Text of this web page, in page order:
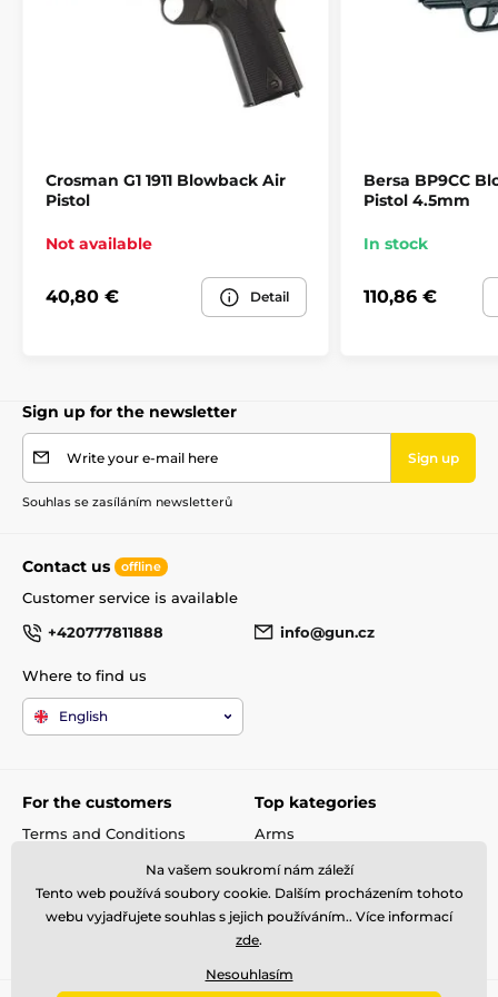
11 mm
Beech wood
Shooting mode Opakovací
Crosman G1 1911 Blowback Air
Pistol
Not available
40,80 € Detail
Bersa BP9CC
Pistol 4.5mm
In stock
110,86 €
Sign up for the newsletter
Write your e-mail here Sign up
Souhlas se zasíláním newsletterů
Contact us offline
Customer service is available
+420777811888
info@gun.cz
Where to find us
English
For the customers
Terms and Conditions
shipping and payment
Complaint
Contacts
Top kategories
Arms
Rifle scopes
Ammunitions
Accessories
Metal Detectors
Na vašem soukromí nám záleží
Tento web používá soubory cookie. Dalším procházením tohoto
webu vyjadřujete souhlas s jejich používáním.. Více informací
zde.
Nesouhlasím